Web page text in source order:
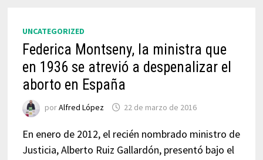
UNCATEGORIZED
Federica Montseny, la ministra que
en 1936 se atrevió a despenalizar el
aborto en España
porAlfred López 22 de marzo de 2016
En enero de 2012, el recién nombrado ministro de
Justicia, Alberto Ruiz Gallardón, presentó bajo el